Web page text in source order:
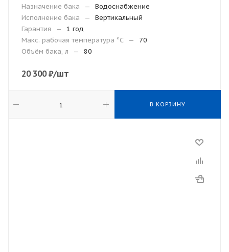
Назначение бака
—
Водоснабжение
Исполнение бака
—
Вертикальный
Гарантия
—
1 год
Макc. рабочая температура °С
—
70
Объём бака, л
— 80
20 300₽/шт
В КОРЗИНУ